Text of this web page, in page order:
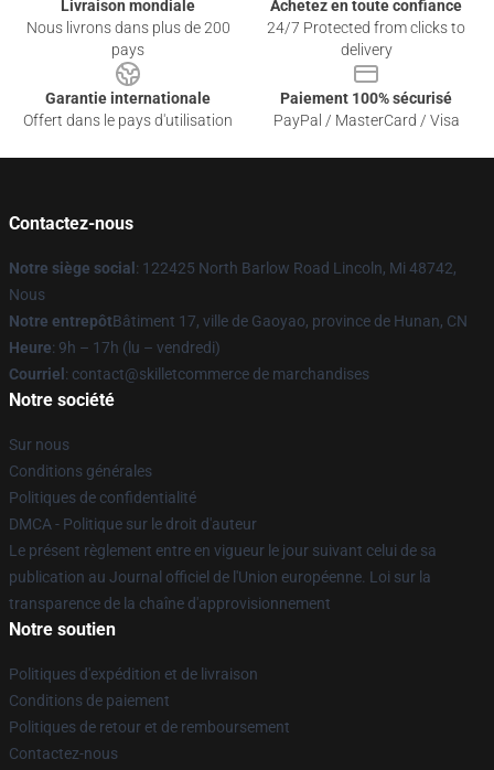
Livraison mondiale
Nous livrons dans plus de 200
pays
Achetez en toute confiance
24/7 Protected from clicks to
delivery
Garantie internationale
Offert dans le pays d'utilisation
Paiement 100% sécurisé
PayPal / MasterCard / Visa
Contactez-nous
Notre siège social : 122425 North Barlow Road Lincoln, Mi 48742,
Nous
Notre entrepôtBâtiment 17, ville de Gaoyao, province de Hunan, CN
Heure: 9h – 17h (lu – vendredi)
Courriel : contact@skilletcommerce de marchandises
Notre société
Sur nous
Conditions générales
Politiques de confidentialité
DMCA - Politique sur le droit d'auteur
Le présent règlement entre en vigueur le jour suivant celui de sa
publication au Journal officiel de l'Union européenne. Loi sur la
transparence de la chaîne d'approvisionnement
Notre soutien
Politiques d'expédition et de livraison
Conditions de paiement
Politiques de retour et de remboursement
Contactez-nous